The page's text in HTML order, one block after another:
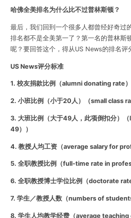
哈佛全美排名为什么比不过普林斯顿？
最后，我们回到一个很多人都曾经好奇过
排名都不是全美第一了？第一名的普林斯
呢？要回答这个，得从US News的排名评
US News评分标准
1. 校友捐款比例（alumni donating rate）
2. 小班比例（小于20人）（small class
3. 大班比例（大于49人，此项倒扣分）
49））
4. 教授人均工资（average salary for
5. 全职教授比例（full-time rate in
6. 全职教授博士学位比例（doctorate
7. 学生／教授人数（numbers of
8. 学生人均教学经费（average